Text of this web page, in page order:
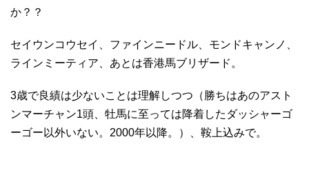
か？？
セイウンコウセイ、ファインニードル、モンドキャンノ、
ラインミーティア、あとは香港馬ブリザード。
3歳で良績は少ないことは理解しつつ（勝ちはあのアスト
ンマーチャン1頭、牡馬に至っては降着したダッシャーゴ
ーゴー以外いない。2000年以降。）、鞍上込みで。